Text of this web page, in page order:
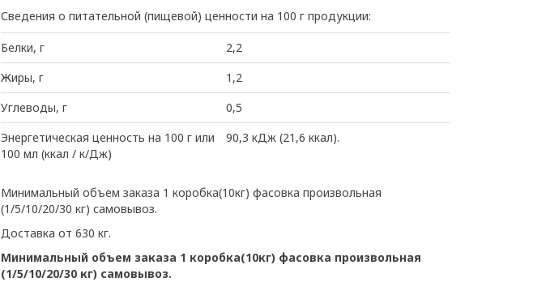
Сведения о питательной (пищевой) ценности на 100 г продукции:
Белки, г
2,2
Жиры, г
1,2
Углеводы, г
0,5
Энергетическая ценность на 100 г или
100 мл (ккал / к/Дж)
90,3 кДж (21,6 ккал).
Минимальный объем заказа 1 коробка(10кг) фасовка произвольная
(1/5/10/20/30 кг) самовывоз.
Доставка от 630 кг.
Минимальный объем заказа 1 коробка(10кг) фасовка произвольная
(1/5/10/20/30 кг) самовывоз.